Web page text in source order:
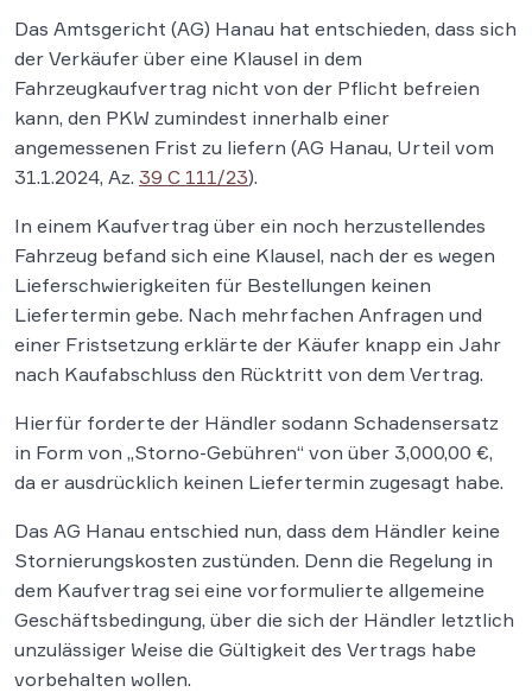
Das Amtsgericht (AG) Hanau hat entschieden, dass sich
der Verkäufer über eine Klausel in dem
Fahrzeugkaufvertrag nicht von der Pflicht befreien
kann, den PKW zumindest innerhalb einer
angemessenen Frist zu liefern (AG Hanau, Urteil vom
31.1.2024, Az. 39 C 111/23).
In einem Kaufvertrag über ein noch herzustellendes
Fahrzeug befand sich eine Klausel, nach der es wegen
Lieferschwierigkeiten für Bestellungen keinen
Liefertermin gebe. Nach mehrfachen Anfragen und
einer Fristsetzung erklärte der Käufer knapp ein Jahr
nach Kaufabschluss den Rücktritt von dem Vertrag.
Hierfür forderte der Händler sodann Schadensersatz
in Form von „Storno-Gebühren“ von über 3,000,00 €,
da er ausdrücklich keinen Liefertermin zugesagt habe.
Das AG Hanau entschied nun, dass dem Händler keine
Stornierungskosten zustünden. Denn die Regelung in
dem Kaufvertrag sei eine vorformulierte allgemeine
Geschäftsbedingung, über die sich der Händler letztlich
unzulässiger Weise die Gültigkeit des Vertrags habe
vorbehalten wollen.